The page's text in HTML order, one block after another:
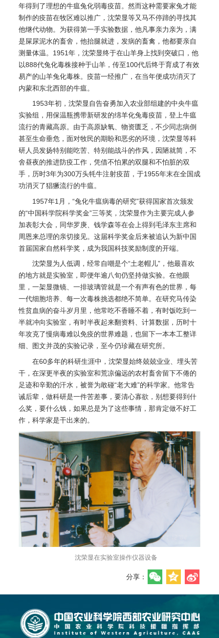
年得到了理想的牛瘟兔化弱毒疫苗。然而这种需要家兔才能
制作的疫苗在牧区难以推广，沈荣显等又马不停蹄的寻找其
他继代动物。为获得第一手实验数据，他凡事亲力亲为，满
是屎尿泥水的畜舍，他抬腿就进，发病的畜禽，他都要亲自
测量体温。1951年，沈荣显终于在山羊身上找到突破口，他
以888代兔化毒株接种于山羊，传至100代后终于育成了有效
易产的山羊兔化毒株。疫苗一经推广，在当年便成功消灭了
内蒙和东北西部的牛瘟。
1953年初，沈荣显自告奋勇加入农业部组建的中央牛瘟
实验组，用保温瓶携带新研发的绵羊化兔毒疫苗，登上牛瘟
流行的青藏高原。由于高原缺氧、物资匮乏，不少同志病倒
甚至生命垂危，面对牧民的期盼和恶劣的环境，沈荣显等科
研人员发扬特别能吃苦、特别能战斗的作风，因陋就简，不
舍昼夜的推进防疫工作，凭借不怕累的双腿和不怕脏的双
手，历时3年为300万头牦牛注射疫苗，于1955年末在全国成
功消灭了猖獗流行的牛瘟。
1957年1月，“兔化牛瘟病毒的研究”获得国家首次颁发
的“中国科学院科学奖金”三等奖，沈荣显作为主要完成人参
加表彰大会，同华罗庚、钱学森等在会上得到毛泽东主席和
周恩来总理的亲切接见。这届科学奖金后来被追认为新中国
首届国家自然科学奖，成为我国科技奖励制度的开端。
沈荣显为人低调，经常自嘲是个“土老帽儿”，他最喜欢
的地方就是实验室，即便年逾八旬仍坚持做实验。在他眼
里，一架显微镜、一排玻璃管就是一个有声有色的世界，每
一代细胞培养、每一次毒株挑选都绝不简单。在研究马传染
性贫血病的奋斗岁月里，他常吃不香睡不着，有时饭吃到一
半就冲向实验室，有时半夜起来翻资料、计算数据，历时十
年攻克了慢病毒难以免疫的世界难题，也留下一本本工整详
细、图文并茂的实验记录，至今仍珍藏在研究所。
在60多年的科研生涯中，沈荣显始终兢兢业业、埋头苦
干，在深更半夜的实验室和荒凉偏远的农村畜舍留下不倦的
足迹和辛勤的汗水，被誉为敢碰“老大难”的科学家。他常告
诫后辈，做科研是一件苦差事，要清心寡欲，别想要得到什
么奖，要什么钱，如果总是为了这些事情，那肯定做不好工
作，科学家是干出来的。
沈荣显在实验室操作仪器设备
分享：